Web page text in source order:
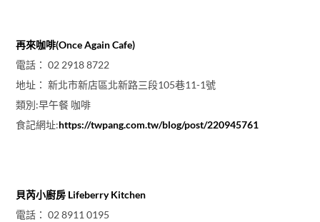
再來咖啡(Once Again Cafe)
電話： 02 2918 8722
地址： 新北市新店區北新路三段105巷11-1號
類別:早午餐 咖啡
食記網址:https://twpang.com.tw/blog/post/220945761
貝芮小廚房 Lifeberry Kitchen
電話： 02 8911 0195